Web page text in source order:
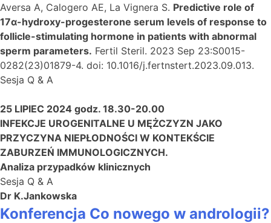
Aversa A, Calogero AE, La Vignera S. Predictive role of
17α-hydroxy-progesterone serum levels of response to
follicle-stimulating hormone in patients with abnormal
sperm parameters. Fertil Steril. 2023 Sep 23:S0015-
0282(23)01879-4. doi: 10.1016/j.fertnstert.2023.09.013.
Sesja Q & A
25 LIPIEC 2024 godz. 18.30-20.00
INFEKCJE UROGENITALNE U MĘŻCZYZN JAKO
PRZYCZYNA NIEPŁODNOŚCI W KONTEKŚCIE
ZABURZEŃ IMMUNOLOGICZNYCH.
Analiza przypadków klinicznych
Sesja Q & A
Dr K.Jankowska
Konferencja Co nowego w andrologii?